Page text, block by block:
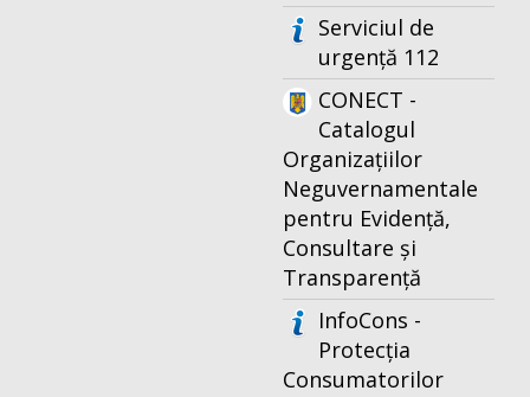
Serviciul de
urgență 112
CONECT -
Catalogul
Organizațiilor
Neguvernamentale
pentru Evidență,
Consultare și
Transparență
InfoCons -
Protecția
Consumatorilor